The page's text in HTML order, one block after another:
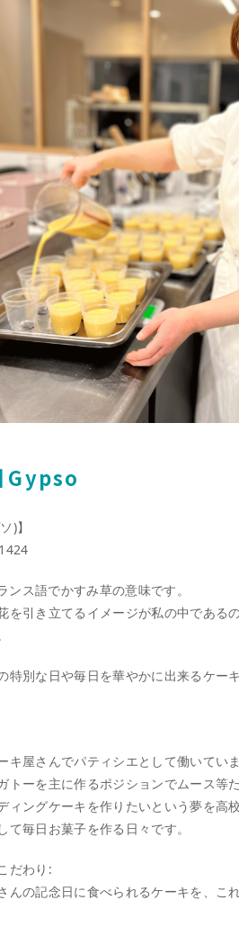
Gypso
)】
ンス語でかすみ草の意味です。
を引き立てるイメージが私の中である
特別な日や毎日を華やかに出来るケー
キ屋さんでパティシエとして働いていま
トーを主に作るポジションでムース等
ィングケーキを作りたいという夢を高
て毎日お菓子を作る日々です。
だわり:
んの記念日に食べられるケーキを、こ